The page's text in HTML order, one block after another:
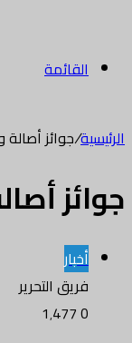
القائمة
الرئيسية/جوائز
جوائز
أخبار
فريق التحرير
0